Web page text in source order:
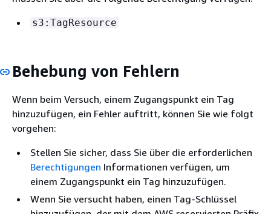
s3:TagResource
Behebung von Fehlern
Wenn beim Versuch, einem Zugangspunkt ein Tag
hinzuzufügen, ein Fehler auftritt, können Sie wie folgt
vorgehen:
Stellen Sie sicher, dass Sie über die erforderlichen
Berechtigungen Informationen verfügen, um
einem Zugangspunkt ein Tag hinzuzufügen.
Wenn Sie versucht haben, einen Tag-Schlüssel